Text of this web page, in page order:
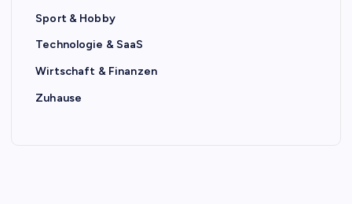
Sport & Hobby
Technologie & SaaS
Wirtschaft & Finanzen
Zuhause